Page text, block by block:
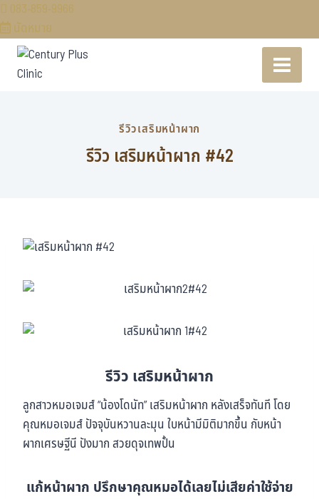
083-859-9966
นัดหมาย
รีวิวเสริมหน้าผาก
รีวิว เสริมหน้าผาก #42
รีวิว เสริมหน้าผาก
ลูกสาวหมอเจมส์ “น้องโดนัท” เสริมหน้าผาก หลังเสร็จทันที โดย
คุณหมอเจมส์ ปัจจุบันหวานละมุน ใบหน้ามีมิติมากขึ้น กับหน้า
ผากเศรษฐีนี ปังมาก สวยดุจเทพปั้น
แก้หน้าผาก ปรึกษาคุณหมอได้เลยไม่เสียค่าใช้จ่าย